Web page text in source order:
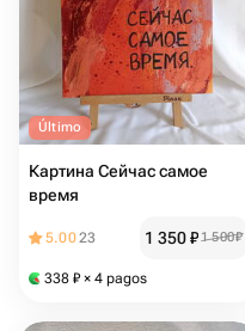
Último
Картина Сейчас самое
время
5.0023 1 350₽1 500₽
338 ₽ × 4 pagos